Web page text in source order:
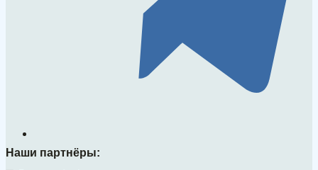
Наши партнёры: